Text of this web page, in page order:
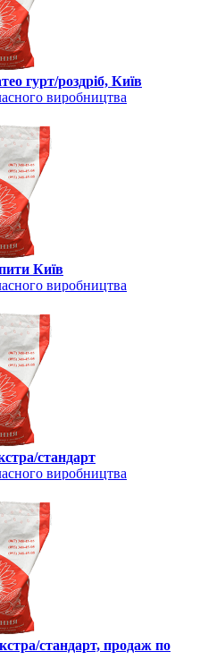
гурт/роздріб, Київ
виробництва
Київ
виробництва
стандарт
виробництва
стандарт, продаж по